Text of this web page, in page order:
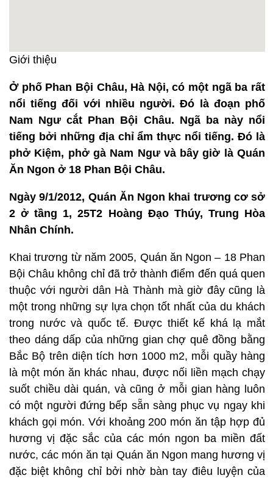
Giới thiệu
Ở phố Phan Bội Châu, Hà Nội, có một ngã ba rất
nổi tiếng đối với nhiều người. Đó là đoạn phố
Nam Ngư cắt Phan Bội Châu. Ngã ba này nổi
tiếng bởi những địa chỉ ẩm thực nổi tiếng. Đó là
phở Kiệm, phở gà Nam Ngư và bây giờ là Quán
Ăn Ngon ở 18 Phan Bội Châu.
Ngày 9/1/2012, Quán Ăn Ngon khai trương cơ sở
2 ở tầng 1, 25T2 Hoàng Đạo Thúy, Trung Hòa
Nhân Chính.
Khai trương từ năm 2005, Quán ăn Ngon – 18 Phan
Bội Châu không chỉ đã trở thành điểm đến quá quen
thuộc với người dân Hà Thành mà giờ đây cũng là
một trong những sự lựa chọn tốt nhất của du khách
trong nước và quốc tế. Được thiết kế khá lạ mắt
theo dáng dấp của những gian chợ quê đồng bằng
Bắc Bộ trên diện tích hơn 1000 m2, mỗi quầy hàng
là một món ăn khác nhau, được nối liền mạch chạy
suốt chiều dài quán, và cũng ở mỗi gian hàng luôn
có một người đứng bếp sẵn sàng phục vụ ngay khi
khách gọi món. Với khoảng 200 món ăn tập hợp đủ
hương vị đặc sắc của các món ngon ba miền đất
nước, các món ăn tại Quán ăn Ngon mang hương vị
đặc biệt không chỉ bởi nhờ bàn tay điêu luyện của